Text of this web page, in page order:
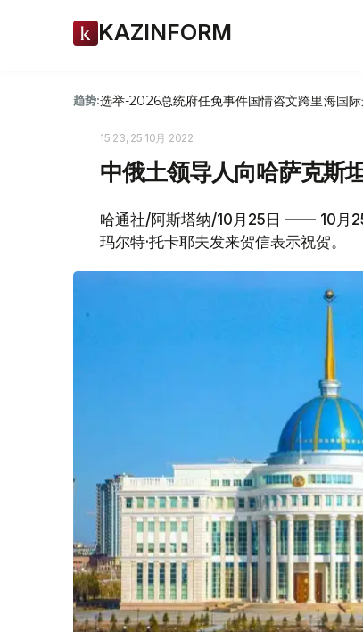
KAZINFORM
趋势:选举-2026总统府任免事件国情咨文跨里海国
15:23, 25 10月 2022
中俄土领导人向哈萨克斯
哈通社/阿斯塔纳/10月25日 —— 10月
玛尔特·托卡耶夫发来贺信表示祝贺。